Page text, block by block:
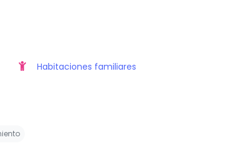
Habitaciones familiares